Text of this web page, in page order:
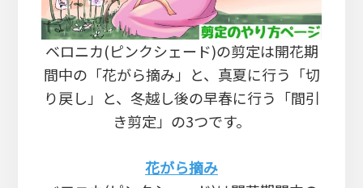
ベロニカ(ピンクシェード)の剪定は開花期
間中の「花がら摘み」と、真夏に行う「切
り戻し」と、冬越し後の早春に行う「間引
き剪定」の3つです。
花がら摘み